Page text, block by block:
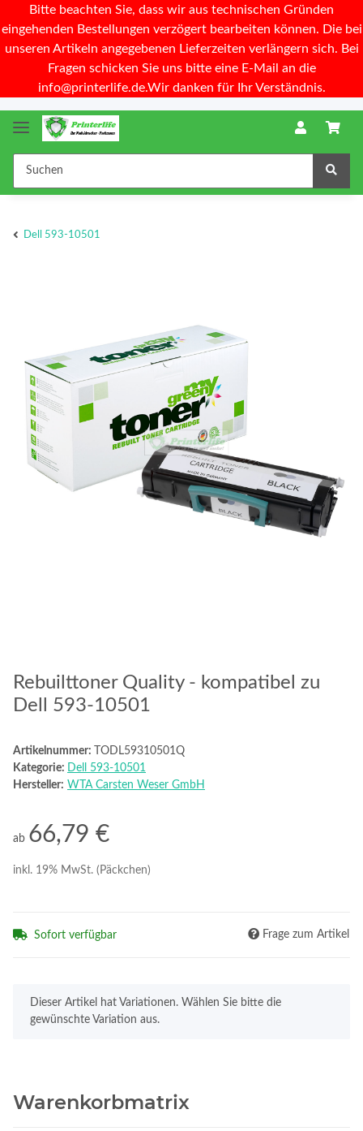
Bitte beachten Sie, dass wir aus technischen Gründen
eingehenden Bestellungen verzögert bearbeiten können. Die bei
unseren Artikeln angegebenen Lieferzeiten verlängern sich. Bei
Fragen schicken Sie uns bitte eine E-Mail an die
info@printerlife.de.Wir danken für Ihr Verständnis.
Dell 593-10501
Rebuilttoner Quality - kompatibel zu
Dell 593-10501
Artikelnummer:
TODL59310501Q
Kategorie:
Dell 593-10501
Hersteller: WTA Carsten Weser GmbH
ab 66,79 €
inkl. 19% MwSt. (Päckchen)
Sofort verfügbar Frage zum Artikel
xDieser Artikel hat Variationen. Wählen Sie bitte die
gewünschte Variation aus.
Warenkorbmatrix